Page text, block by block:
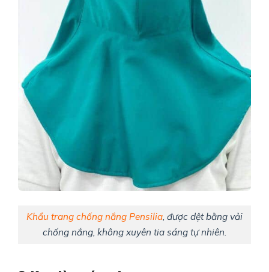
Khẩu trang chống nắng Pensilia, được dệt bằng vải
chống nắng, không xuyên tia sáng tự nhiên.